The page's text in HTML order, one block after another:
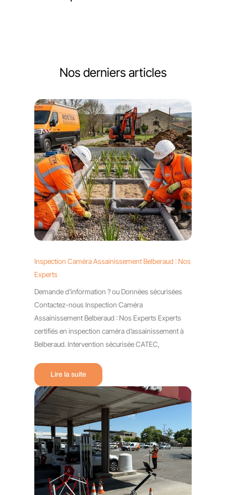
Nos derniers articles
Inspection Caméra Assainissement Belberaud : Nos
Experts
Demande d’information ? ou Données sécurisées
Contactez-nous Inspection Caméra
Assainissement Belberaud : Nos Experts Experts
certifiés en inspection caméra d’assainissement à
Belberaud. Intervention sécurisée CATEC,
Lire la suite